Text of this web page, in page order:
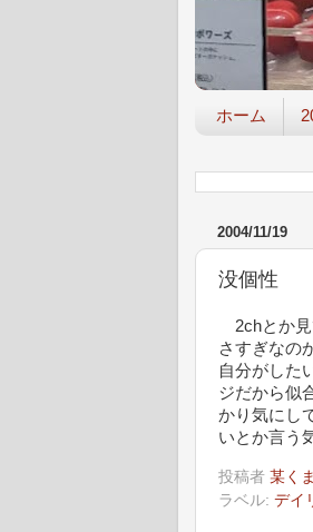
ホーム
2004/11/19
没個性
2chとか見
さすぎなの
自分がした
ジだから似
かり気にし
いとか言う
投稿者 某くま
ラベル: デイ